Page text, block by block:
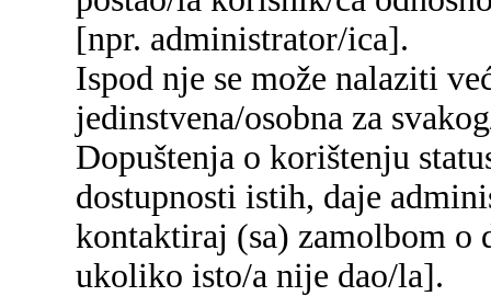
[npr. administrator/ica].
Ispod nje se može nalaziti
jedinstvena/osobna za
Dopuštenja o korištenju
dostupnosti istih, daje
kontaktiraj (sa) zamolbom o
ukoliko isto/a nije dao/la].